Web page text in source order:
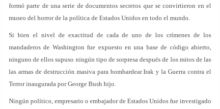
formó parte de una serie de documentos secretos que se convirtieron en el
museo del horror de la política de Estados Unidos en todo el mundo.
Si bien el nivel de exactitud de cada de uno de los crímenes de los
mandaderos de Washington fue expuesto en una base de código abierto,
ninguno de ellos supuso ningún tipo de sorpresa después de los mitos de las
las armas de destrucción masiva para bombardear Irak y la Guerra contra el
Terror inaugurada por George Bush hijo.
Ningún político, empresario o embajador de Estados Unidos fue investigado